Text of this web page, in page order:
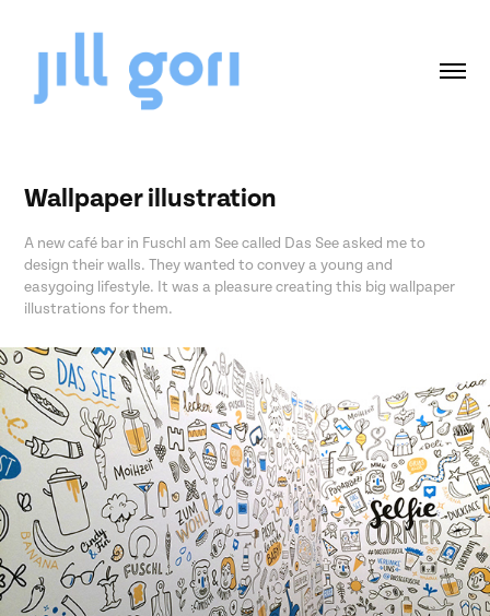
Wallpaper illustration
A new café bar in Fuschl am See called Das See asked me to
design their walls. They wanted to convey a young and
easygoing lifestyle. It was a pleasure creating this big wallpaper
illustrations for them.